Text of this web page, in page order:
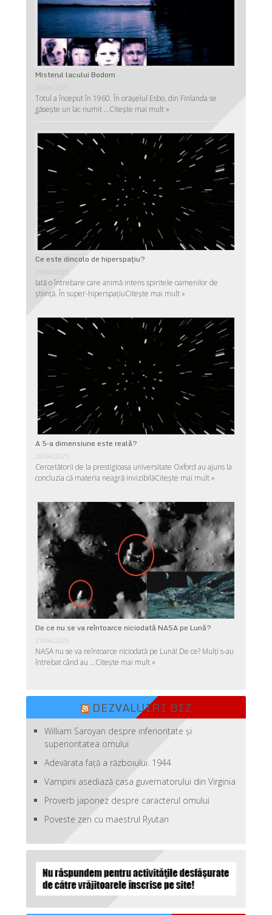
Misterul lacului Bodom
Totul a început în 1960. În orășelul Esbo, din Finlanda se
găsește un lac numit …Citește mai mult »
Ce este dincolo de hiperspaţiu?
29/06/2025
Iată o întrebare care animă intens spiritele oamenilor de
ştiinţă. În super-hiperspaţiuCitește mai mult »
A 5-a dimensiune este reală?
28/06/2025
Cercetătorii de la prestigioasa universitate Oxford au ajuns la
concluzia că materia neagră invizibilăCitește mai mult »
De ce nu se va reîntoarce niciodată NASA pe Lună?
27/06/2025
NASA nu se va reîntoarce niciodată pe Lună! De ce? Mulţi s-au
întrebat când au …Citește mai mult »
DEZVALUIRI BIZ
William Saroyan despre inferioritate şi
superioritatea omului
Adevărata față a războiului. 1944
Vampirii asediază casa guvernatorului din Virginia
Proverb japonez despre caracterul omului
Poveste zen cu maestrul Ryutan